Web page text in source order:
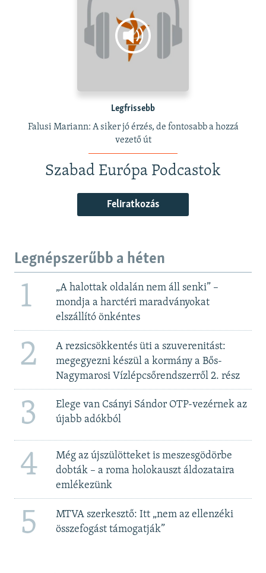
Legfrissebb
Falusi Mariann: A siker jó érzés, de fontosabb a hozzá
vezető út
Szabad Európa Podcastok
Feliratkozás
Legnépszerűbb a héten
1
„A halottak oldalán nem áll senki” –
mondja a harctéri maradványokat
elszállító önkéntes
2
A rezsicsökkentés üti a szuverenitást:
megegyezni készül a kormány a Bős-
Nagymarosi Vízlépcsőrendszerről 2. rész
3
Elege van Csányi Sándor OTP-vezérnek az
újabb adókból
4
Még az újszülötteket is meszesgödörbe
dobták – a roma holokauszt áldozataira
emlékezünk
5
MTVA szerkesztő: Itt „nem az ellenzéki
összefogást támogatják”